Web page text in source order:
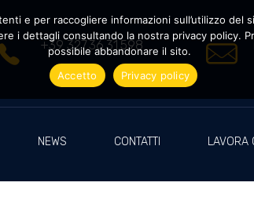
+39 327.36.31.598
NEWS CONTATTI LAVORA
e per raccogliere informazioni sull’utilizzo
i dettagli consultando la nostra privacy policy.
possibile abbandonare il sito.
Accetto
Privacy policy